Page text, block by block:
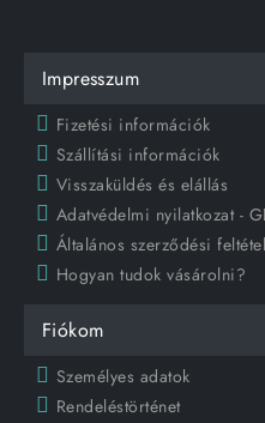
Impresszum
Fizetési információk
Szállítási információk
Visszaküldés és elállás
Adatvédelmi nyilatkozat -
Általános szerződési
Hogyan tudok vásárolni?
Fiókom
Személyes adatok
Rendeléstörténet